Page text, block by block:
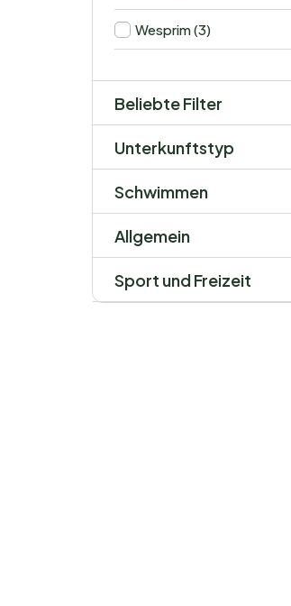
Wesprim (3)
Beliebte Filter
Unterkunftstyp
Schwimmen
Allgemein
Sport und Freizeit